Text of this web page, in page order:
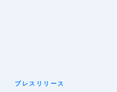
プレスリリース